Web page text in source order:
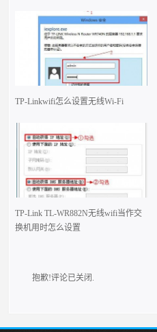
TP-Linkwifi怎么设置无线Wi-Fi
TP-Link TL-WR882N无线wifi当作交
换机用时怎么设置
抱歉!评论已关闭.